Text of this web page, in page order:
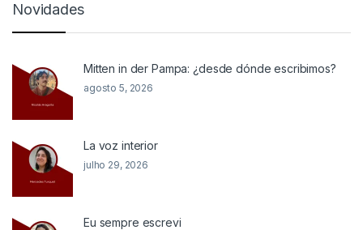
Novidades
Mitten in der Pampa: ¿desde dónde escribimos?
agosto 5, 2026
La voz interior
julho 29, 2026
Eu sempre escrevi